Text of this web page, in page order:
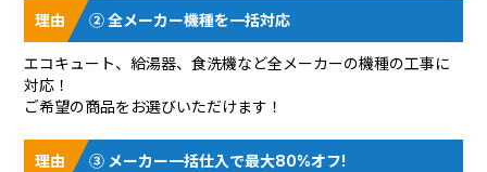
② 全メーカー機種を一括対応
エコキュート、給湯器、食洗機など全メーカーの機種の工事に
対応！
ご希望の商品をお選びいただけます！
③ メーカー一括仕入で最大80%オフ!